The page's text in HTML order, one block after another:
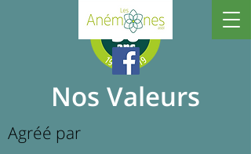
Nos Valeurs
Agréé par